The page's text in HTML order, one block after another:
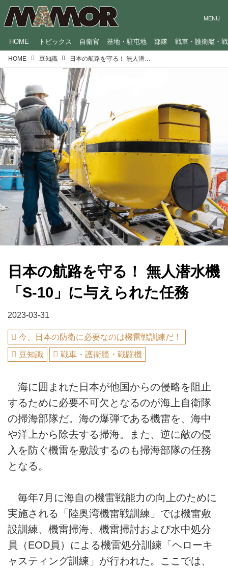
HOME トピックス 自衛官 基地・駐屯地 部隊 戦車・護衛艦・
HOME 豆知識
日本の航路を守る！ 無人潜水機
「S-10」に与えられた任務
2023-03-31
今、日本の防衛に必要なのは機雷戦訓練だ！
豆知識
戦車・護衛艦・戦闘機
海に囲まれた日本が他国からの侵略を阻止
するために必要不可欠となるのが海上自衛隊
の掃海部隊だ。海の爆弾である機雷を、海中
や洋上から除去する掃海。また、逆に敵の侵
入を防ぐ機雷を敷設するのも掃海部隊の任務
となる。
毎年7月に海自の機雷戦能力の向上のために
実施される「陸奥湾機雷戦訓練」では機雷敷
設訓練、機雷掃海、機雷掃討および水中処分
員（EOD員）による機雷処分訓練「ヘローキ
ャスティング訓練」が行われた。ここでは、